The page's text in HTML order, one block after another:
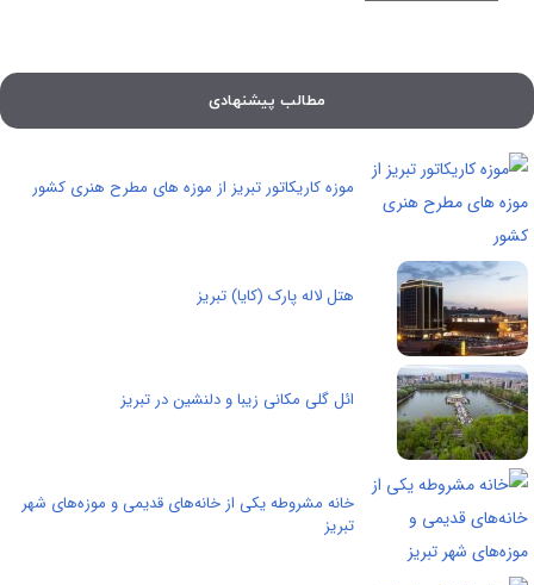
مطالب پیشنهادی
موزه کاریکاتور تبریز از موزه های مطرح هنری کشور
هتل لاله پارک (کایا) تبریز
ائل گلی مکانی زیبا و دلنشین در تبریز
خانه مشروطه یکی از خانه‌های قدیمی و موزه‌های شهر
تبریز